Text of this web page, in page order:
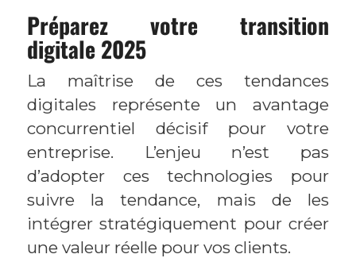
Préparez votre transition
digitale 2025
La maîtrise de ces tendances
digitales représente un avantage
concurrentiel décisif pour votre
entreprise. L’enjeu n’est pas
d’adopter ces technologies pour
suivre la tendance, mais de les
intégrer stratégiquement pour créer
une valeur réelle pour vos clients.